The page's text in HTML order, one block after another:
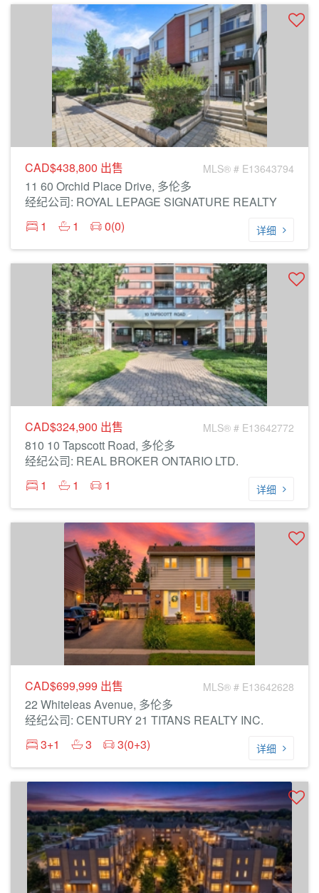
CAD$438,800 出售 MLS® # E13643794
11 60 Orchid Place Drive, 多伦多
经纪公司: ROYAL LEPAGE SIGNATURE REALTY
1
1 0(0) 详细
CAD$324,900 出售 MLS® # E13642772
810 10 Tapscott Road, 多伦多
经纪公司: REAL BROKER ONTARIO LTD.
1
1 1 详细
CAD$699,999 出售 MLS® # E13642628
22 Whiteleas Avenue, 多伦多
经纪公司: CENTURY 21 TITANS REALTY INC.
3+1
3 3(0+3) 详细